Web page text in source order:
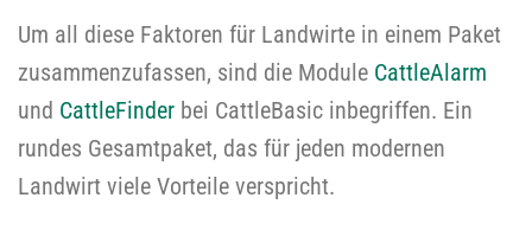
Um all diese Faktoren für Landwirte in einem Paket
zusammenzufassen, sind die Module CattleAlarm
und CattleFinder bei CattleBasic inbegriffen. Ein
rundes Gesamtpaket, das für jeden modernen
Landwirt viele Vorteile verspricht.